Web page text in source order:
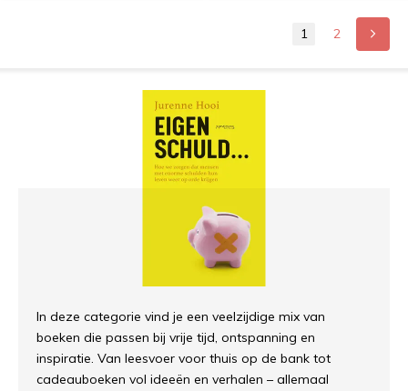
1 2
In deze categorie vind je een veelzijdige mix van
boeken die passen bij vrije tijd, ontspanning en
inspiratie. Van leesvoer voor thuis op de bank tot
cadeauboeken vol ideeën en verhalen – allemaal